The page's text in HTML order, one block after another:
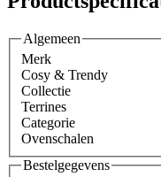
Algemeen
Merk
Cosy & Trendy
Collectie
Terrines
Categorie
Ovenschalen
Bestelgegevens